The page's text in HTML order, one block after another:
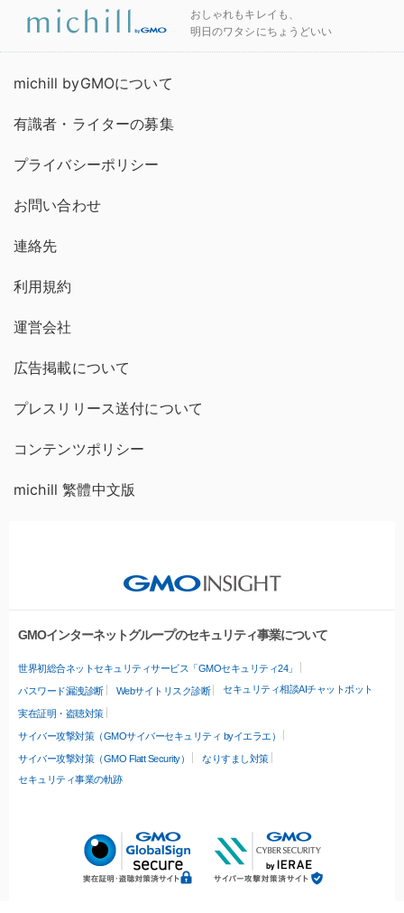
おしゃれもキレイも、
明日のワタシにちょうどいい
michill byGMOについて
有識者・ライターの募集
プライバシーポリシー
お問い合わせ
連絡先
利用規約
運営会社
広告掲載について
プレスリリース送付について
コンテンツポリシー
michill 繁體中文版
GMOインターネットグループのセキュリティ事業について
世界初総合ネットセキュリティサービス「GMOセキュリティ24」
パスワード漏洩診断 Webサイトリスク診断 セキュリティ相談AIチャットボット
実在証明・盗聴対策
サイバー攻撃対策（GMOサイバーセキュリティ byイエラエ）
サイバー攻撃対策（GMO Flatt Security）
なりすまし対策
セキュリティ事業の軌跡